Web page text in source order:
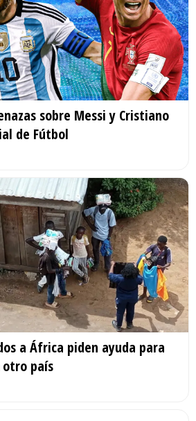
sobre Messi y Cristiano
de Fútbol
a África piden ayuda para
país